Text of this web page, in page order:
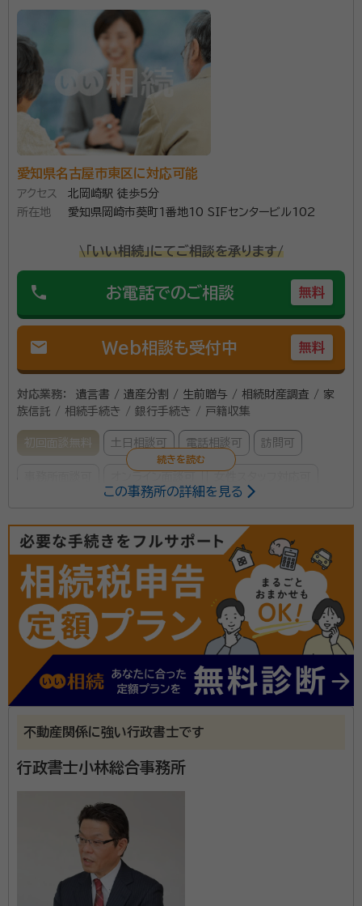
愛知県名古屋市東区に対応可能
アクセス
北岡崎駅 徒歩5分
所在地
愛知県岡崎市葵町1番地10 SIFセンタービル102
\「いい相続」にてご相談を承ります/
phone お電話でのご相談 無料
mail Web相談も受付中 無料
対応業務：
遺言書 / 遺産分割 / 生前贈与 / 相続財産調査 / 家
族信託 / 相続手続き / 銀行手続き / 戸籍収集
初回面談無料 土日相談可 電話相談可 訪問可
武田 鐘仁 （タケダ ショウジ） 司法書士、行政書士
司法書士、行政書士として業務を開始してから35年余
り、毎年数十件の相続案件を手がけてまいりました。実
務経験豊富ですので、必ずや皆様のお役に立てることと
信じております。
資格等： 司法書士、行政書士
この事務所の詳細を見る
不動産関係に強い行政書士です
行政書士小林総合事務所